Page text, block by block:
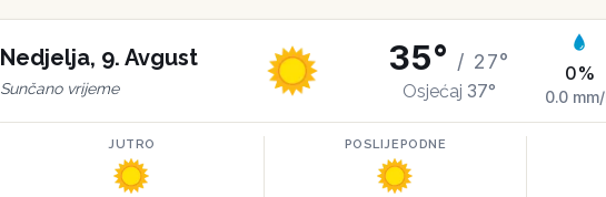
Nedjelja, 9. Avgust
Sunčano vrijeme
35° / 27°
Osjećaj 37°
0%
0.0
JUTRO POSLIJEPODNE